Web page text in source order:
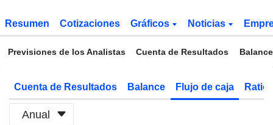
Resumen Cotizaciones Gráficos Noticias
Previsiones de los Analistas Cuenta de Resultados Balance
Cuenta de Resultados Balance Flujo de caja
Anual